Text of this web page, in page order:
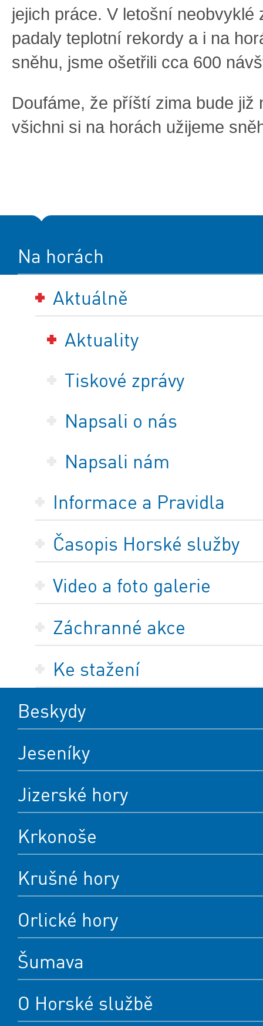
jejich práce. V letošní neobvyklé
padaly teplotní rekordy a i na
sněhu, jsme ošetřili cca 600
Doufáme, že příští zima bude již
všichni si na horách užijeme
Na horách
Aktuálně
Aktuality
Tiskové zprávy
Napsali o nás
Napsali nám
Informace a Pravidla
Časopis Horské služby
Video a foto galerie
Záchranné akce
Ke stažení
Beskydy
Jeseníky
Jizerské hory
Krkonoše
Krušné hory
Orlické hory
Šumava
O Horské službě